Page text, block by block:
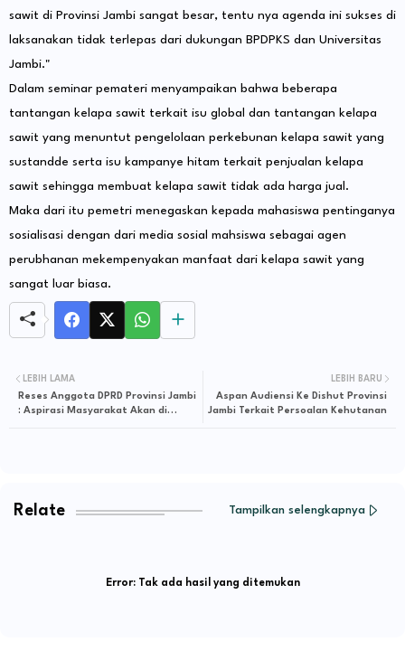
sawit di Provinsi Jambi sangat besar, tentu nya agenda ini sukses di
laksanakan tidak terlepas dari dukungan BPDPKS dan Universitas
Jambi."
Dalam seminar pemateri menyampaikan bahwa beberapa
tantangan kelapa sawit terkait isu global dan tantangan kelapa
sawit yang menuntut pengelolaan perkebunan kelapa sawit yang
sustandde serta isu kampanye hitam terkait penjualan kelapa
sawit sehingga membuat kelapa sawit tidak ada harga jual.
Maka dari itu pemetri menegaskan kepada mahasiswa pentinganya
sosialisasi dengan dari media sosial mahsiswa sebagai agen
perubhanan mekempenyakan manfaat dari kelapa sawit yang
sangat luar biasa.
LEBIH BARU
Aspan Audiensi Ke Dishut Provinsi
Jambi Terkait Persoalan Kehutanan
LEBIH LAMA
Reses Anggota DPRD Provinsi Jambi
: Aspirasi Masyarakat Akan di
Relate Tampilkan selengkapnya
Error:Tak ada hasil yang ditemukan